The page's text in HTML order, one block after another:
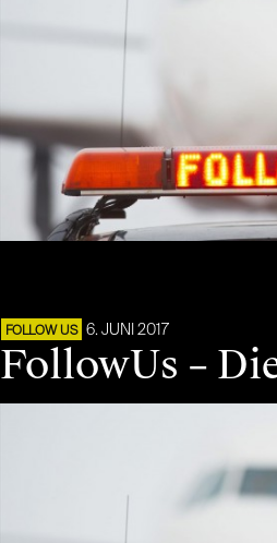
FOLLOW US 6. JUNI 2017
FollowUs –